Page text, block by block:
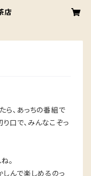
店
ら、あっちの番組で
口で、みんなこぞっ
。
しんで楽しめるのっ